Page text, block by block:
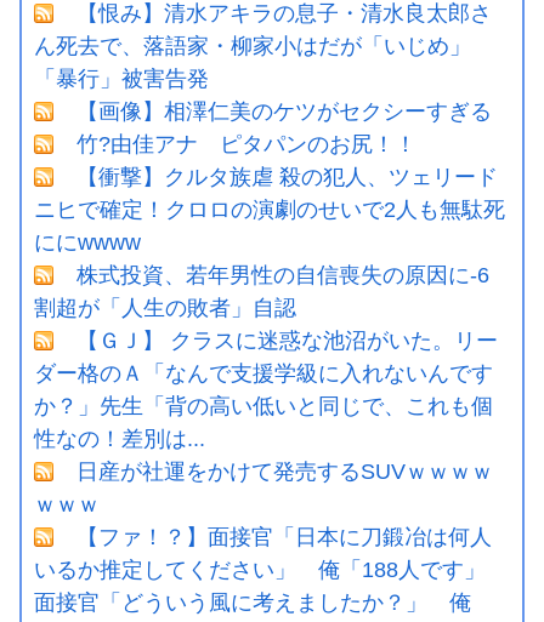
【恨み】清水アキラの息子・清水良太郎さ
ん死去で、落語家・柳家小はだが「いじめ」
「暴行」被害告発
【画像】相澤仁美のケツがセクシーすぎる
竹?由佳アナ ピタパンのお尻！！
【衝撃】クルタ族虐 殺の犯人、ツェリード
ニヒで確定！クロロの演劇のせいで2人も無駄死
ににwwww
株式投資、若年男性の自信喪失の原因に-6
割超が「人生の敗者」自認
【ＧＪ】 クラスに迷惑な池沼がいた。リー
ダー格のＡ「なんで支援学級に入れないんです
か？」先生「背の高い低いと同じで、これも個
性なの！差別は...
日産が社運をかけて発売するSUVｗｗｗｗ
ｗｗｗ
【ファ！？】面接官「日本に刀鍛冶は何人
いるか推定してください」 俺「188人です」
面接官「どういう風に考えましたか？」 俺